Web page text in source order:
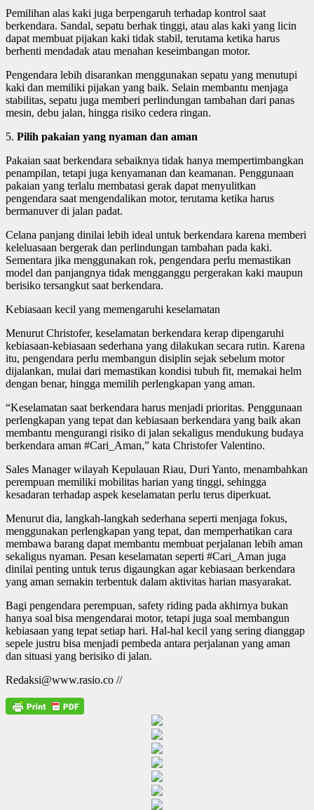
Pemilihan alas kaki juga berpengaruh terhadap kontrol saat
berkendara. Sandal, sepatu berhak tinggi, atau alas kaki yang licin
dapat membuat pijakan kaki tidak stabil, terutama ketika harus
berhenti mendadak atau menahan keseimbangan motor.
Pengendara lebih disarankan menggunakan sepatu yang menutupi
kaki dan memiliki pijakan yang baik. Selain membantu menjaga
stabilitas, sepatu juga memberi perlindungan tambahan dari panas
mesin, debu jalan, hingga risiko cedera ringan.
5. Pilih pakaian yang nyaman dan aman
Pakaian saat berkendara sebaiknya tidak hanya mempertimbangkan
penampilan, tetapi juga kenyamanan dan keamanan. Penggunaan
pakaian yang terlalu membatasi gerak dapat menyulitkan
pengendara saat mengendalikan motor, terutama ketika harus
bermanuver di jalan padat.
Celana panjang dinilai lebih ideal untuk berkendara karena memberi
keleluasaan bergerak dan perlindungan tambahan pada kaki.
Sementara jika menggunakan rok, pengendara perlu memastikan
model dan panjangnya tidak mengganggu pergerakan kaki maupun
berisiko tersangkut saat berkendara.
Kebiasaan kecil yang memengaruhi keselamatan
Menurut Christofer, keselamatan berkendara kerap dipengaruhi
kebiasaan-kebiasaan sederhana yang dilakukan secara rutin. Karena
itu, pengendara perlu membangun disiplin sejak sebelum motor
dijalankan, mulai dari memastikan kondisi tubuh fit, memakai helm
dengan benar, hingga memilih perlengkapan yang aman.
“Keselamatan saat berkendara harus menjadi prioritas. Penggunaan
perlengkapan yang tepat dan kebiasaan berkendara yang baik akan
membantu mengurangi risiko di jalan sekaligus mendukung budaya
berkendara aman #Cari_Aman,” kata Christofer Valentino.
Sales Manager wilayah Kepulauan Riau, Duri Yanto, menambahkan
perempuan memiliki mobilitas harian yang tinggi, sehingga
kesadaran terhadap aspek keselamatan perlu terus diperkuat.
Menurut dia, langkah-langkah sederhana seperti menjaga fokus,
menggunakan perlengkapan yang tepat, dan memperhatikan cara
membawa barang dapat membantu membuat perjalanan lebih aman
sekaligus nyaman. Pesan keselamatan seperti #Cari_Aman juga
dinilai penting untuk terus digaungkan agar kebiasaan berkendara
yang aman semakin terbentuk dalam aktivitas harian masyarakat.
Bagi pengendara perempuan, safety riding pada akhirnya bukan
hanya soal bisa mengendarai motor, tetapi juga soal membangun
kebiasaan yang tepat setiap hari. Hal-hal kecil yang sering dianggap
sepele justru bisa menjadi pembeda antara perjalanan yang aman
dan situasi yang berisiko di jalan.
Redaksi@www.rasio.co //